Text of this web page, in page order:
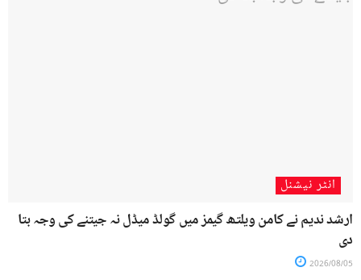
انٹر نیشنل
ارشد ندیم نے کامن ویلتھ گیمز میں گولڈ میڈل نہ جیتنے کی وجہ بتا
دی
2026/08/05